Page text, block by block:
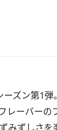
ズン第1弾
レーバーの
みずしさ